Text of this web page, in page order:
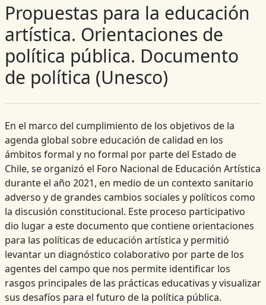
Propuestas para la educación
artística. Orientaciones de
política pública. Documento
de política (Unesco)
En el marco del cumplimiento de los objetivos de la
agenda global sobre educación de calidad en los
ámbitos formal y no formal por parte del Estado de
Chile, se organizó el Foro Nacional de Educación Artística
durante el año 2021, en medio de un contexto sanitario
adverso y de grandes cambios sociales y políticos como
la discusión constitucional. Este proceso participativo
dio lugar a este documento que contiene orientaciones
para las políticas de educación artística y permitió
levantar un diagnóstico colaborativo por parte de los
agentes del campo que nos permite identificar los
rasgos principales de las prácticas educativas y visualizar
sus desafíos para el futuro de la política pública.